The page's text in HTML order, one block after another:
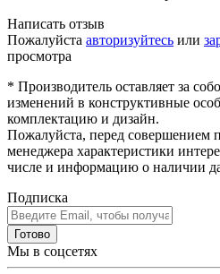
Написать отзыв
Пожалуйста авторизуйтесь или
просмотра
* Производитель оставляет за
изменений в конструктивные
комплектацию и дизайн.
Пожалуйста, перед совершением
менеджера характеристики
числе и информацию о наличии
Подписка
Готово
Мы в соцсетях